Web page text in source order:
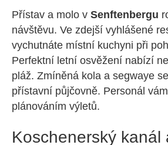
Přístav a molo v Senftenbergu
návštěvu. Ve zdejší vyhlášené
vychutnáte místní kuchyni při
Perfektní letní osvěžení nabízí
pláž. Zmíněná kola a segwaye
přístavní půjčovně. Personál
plánováním výletů.
Koschenerský kanál